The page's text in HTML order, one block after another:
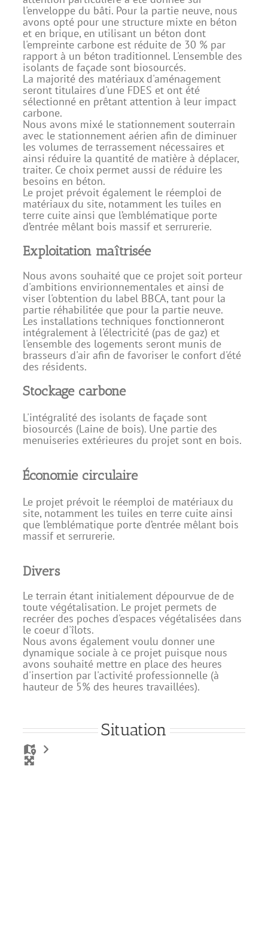
l'enveloppe du bâti. Pour la partie neuve, nous
avons opté pour une structure mixte en béton
et en brique, en utilisant un béton dont
l'empreinte carbone est réduite de 30 % par
rapport à un béton traditionnel. L'ensemble des
isolants de façade sont biosourcés.
La majorité des matériaux d'aménagement
seront titulaires d'une FDES et ont été
sélectionné en prêtant attention à leur impact
carbone.
Nous avons mixé le stationnement souterrain
avec le stationnement aérien afin de diminuer
les volumes de terrassement nécessaires et
ainsi réduire la quantité de matière à déplacer,
traiter. Ce choix permet aussi de réduire les
besoins en béton.
Le projet prévoit également le réemploi de
matériaux du site, notamment les tuiles en
terre cuite ainsi que l’emblématique porte
d’entrée mêlant bois massif et serrurerie.
Exploitation maîtrisée
Nous avons souhaité que ce projet soit porteur
d'ambitions envirionnementales et ainsi de
viser l'obtention du label BBCA, tant pour la
partie réhabilitée que pour la partie neuve.
Les installations techniques fonctionneront
intégralement à l'électricité (pas de gaz) et
l'ensemble des logements seront munis de
brasseurs d'air afin de favoriser le confort d'été
des résidents.
Stockage carbone
L'intégralité des isolants de façade sont
biosourcés (Laine de bois). Une partie des
menuiseries extérieures du projet sont en bois.
Économie circulaire
Le projet prévoit le réemploi de matériaux du
site, notamment les tuiles en terre cuite ainsi
que l’emblématique porte d’entrée mêlant bois
massif et serrurerie.
Divers
Le terrain étant initialement dépourvue de de
toute végétalisation. Le projet permets de
recréer des poches d'espaces végétalisées dans
le coeur d'îlots.
Nous avons également voulu donner une
dynamique sociale à ce projet puisque nous
avons souhaité mettre en place des heures
d'insertion par l'activité professionnelle (à
hauteur de 5% des heures travaillées).
Situation